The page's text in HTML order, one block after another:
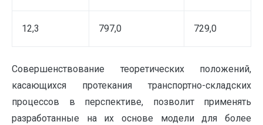
12,3 797,0 729,0
Совершенствование теоретических положений,
касающихся протекания транспортно-складских
процессов в перспективе, позволит применять
разработанные на их основе модели для более